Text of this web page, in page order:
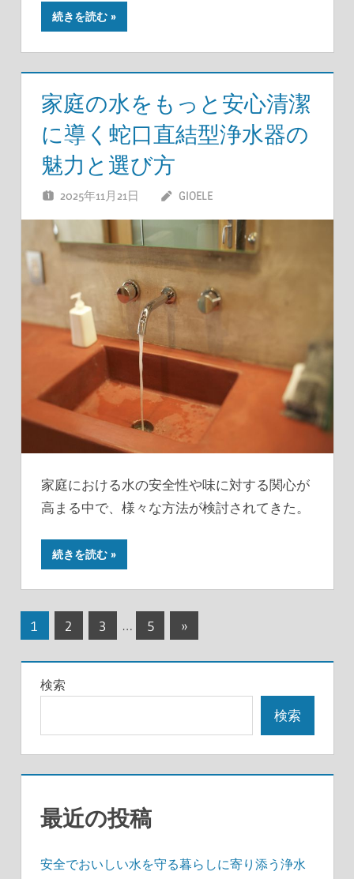
続きを読む
家庭の水をもっと安心清潔
に導く蛇口直結型浄水器の
魅力と選び方
2025年11月21日 GIOELE
家庭における水の安全性や味に対する関心が
高まる中で、様々な方法が検討されてきた。
続きを読む
投
稿
の
ジ
送
1 2 3 … 5
次
事
»
検索
検索
最近の投稿
安全でおいしい水を守る暮らしに寄り添う浄水